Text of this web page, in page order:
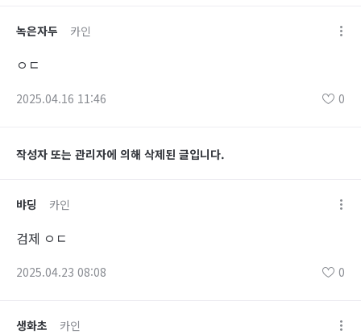
녹은자두 카인
ㅇㄷ
2025.04.16 11:46 0
작성자 또는 관리자에 의해 삭제된 글입니다.
뱌딩 카인
검제 ㅇㄷ
2025.04.23 08:08 0
생화초 카인